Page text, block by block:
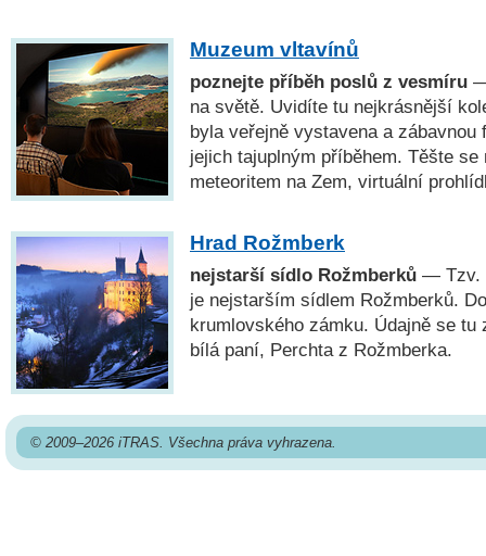
Muzeum vltavínů
poznejte příběh poslů z vesmíru
na světě. Uvidíte tu nejkrásnější
byla veřejně vystavena a zábavnou
jejich tajuplným příběhem. Těšte
meteoritem na Zem, virtuální
Hrad Rožmberk
nejstarší sídlo Rožmberků — Tzv.
je nejstarším sídlem Rožmberků.
krumlovského zámku. Údajně se tu
bílá paní, Perchta z Rožmberka.
© 2009–2026 iTRAS. Všechna práva vyhrazena.